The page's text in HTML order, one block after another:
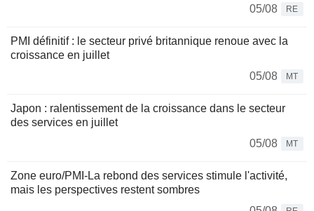
05/08
RE
PMI définitif : le secteur privé britannique renoue avec la
croissance en juillet
05/08
MT
Japon : ralentissement de la croissance dans le secteur
des services en juillet
05/08
MT
Zone euro/PMI-La rebond des services stimule l'activité,
mais les perspectives restent sombres